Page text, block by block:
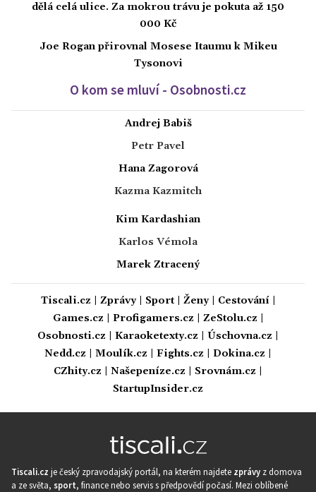
dělá celá ulice. Za mokrou trávu je pokuta až 150
000 Kč
Joe Rogan přirovnal Mosese Itaumu k Mikeu
Tysonovi
O kom se mluví - Osobnosti.cz
Andrej Babiš
Petr Pavel
Hana Zagorová
Kazma Kazmitch
Kim Kardashian
Karlos Vémola
Marek Ztracený
Tiscali.cz Zprávy| Sport| Ženy| Cestování|
Games.cz
Profigamers.cz ZeStolu.cz
Osobnosti.cz
Karaoketexty.cz Úschovna.cz
Nedd.cz
Moulík.cz Fights.cz Dokina.cz
CZhity.cz
Našepeníze.cz Srovnám.cz
StartupInsider.cz
Tiscali.cz je český zpravodajský portál, na kterém najdete zprávy z domova
a ze světa, sport, finance nebo servis s předpovědí počasí. Mezi oblíbené